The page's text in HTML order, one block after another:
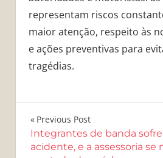
representam riscos
maior atenção, respeito às
e ações preventivas para
tragédias.
Navegação
de
Previous Post
Integrantes de banda
acidente, e a assessoria se